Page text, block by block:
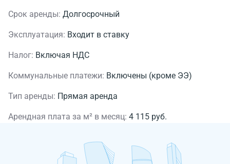
Срок аренды: Долгосрочный
Эксплуатация: Входит в ставку
Налог: Включая НДС
Коммунальные платежи: Включены (кроме ЭЭ)
Тип аренды: Прямая аренда
Арендная плата за м² в месяц: 4 115 руб.